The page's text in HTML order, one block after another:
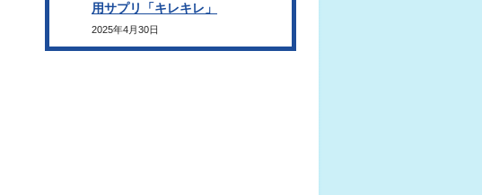
用サプリ「キレキレ」
2025年4月30日